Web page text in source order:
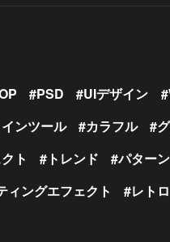
PSD UIデザイン
ンツール カラフル
ト トレンド パターン
ィングエフェクト レトロ